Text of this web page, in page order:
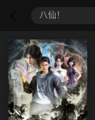
八仙！